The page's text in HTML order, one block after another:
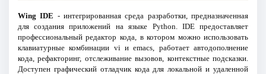
Wing IDE - интегрированная среда разработки, предназначенная
для создания приложений на языке Python. IDE предоставляет
профессиональный редактор кода, в котором можно использовать
клавиатурные комбинации vi и emacs, работает автодополнение
кода, рефакторинг, отслеживание вызовов, контекстные подсказки.
Доступен графический отладчик кода для локальной и удаленной